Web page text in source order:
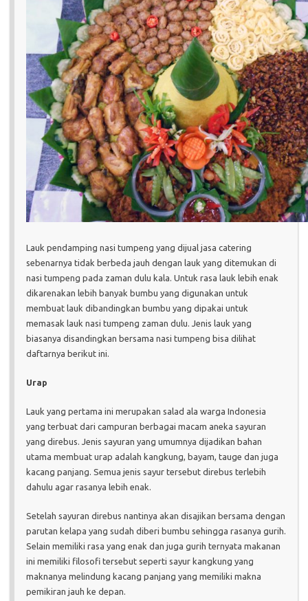
Lauk pendamping nasi tumpeng yang dijual jasa catering
sebenarnya tidak berbeda jauh dengan lauk yang ditemukan di
nasi tumpeng pada zaman dulu kala. Untuk rasa lauk lebih enak
dikarenakan lebih banyak bumbu yang digunakan untuk
membuat lauk dibandingkan bumbu yang dipakai untuk
memasak lauk nasi tumpeng zaman dulu. Jenis lauk yang
biasanya disandingkan bersama nasi tumpeng bisa dilihat
daftarnya berikut ini.
Urap
Lauk yang pertama ini merupakan salad ala warga Indonesia
yang terbuat dari campuran berbagai macam aneka sayuran
yang direbus. Jenis sayuran yang umumnya dijadikan bahan
utama membuat urap adalah kangkung, bayam, tauge dan juga
kacang panjang. Semua jenis sayur tersebut direbus terlebih
dahulu agar rasanya lebih enak.
Setelah sayuran direbus nantinya akan disajikan bersama dengan
parutan kelapa yang sudah diberi bumbu sehingga rasanya gurih.
Selain memiliki rasa yang enak dan juga gurih ternyata makanan
ini memiliki filosofi tersebut seperti sayur kangkung yang
maknanya melindung kacang panjang yang memiliki makna
pemikiran jauh ke depan.